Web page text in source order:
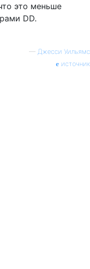
это меньше
DD.
— Джесси Уильямс
источник